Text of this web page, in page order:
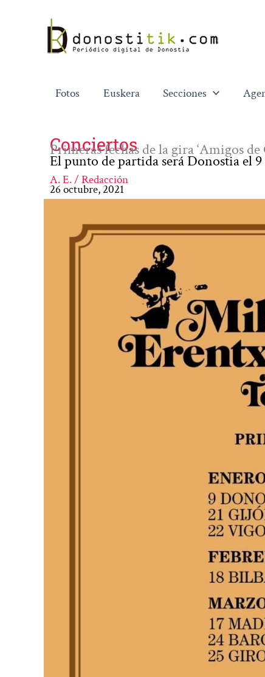
contenido
Fotos Euskera Secciones
Conciertos
Primeras fechas de la gira ‘Amigos
El punto de partida será Donostia el 9
A. E. / Redacción
26 octubre, 2021